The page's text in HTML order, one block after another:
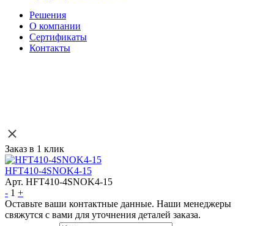
Решения
О компании
Сертификаты
Контакты
Заказ в 1 клик
HFT410-4SNOK4-15
Арт. HFT410-4SNOK4-15
- 1 +
Оставьте ваши контактные данные. Наши менеджеры
свяжутся с вами для уточнения деталей заказа.